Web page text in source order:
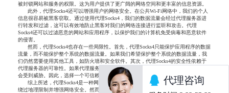
被封锁网站和服务的权限。这为用户提供了更广阔的网络空间和更丰富的信息资源。
此外，代理Socks4还可以增强用户的网络安全。在公共Wi-Fi网络中，我们的个人
信息很容易被黑客窃取。通过使用代理Socks4，我们的数据流量会经过代理服务器进
行转发和过滤，这可以有效地防止黑客对我们的网络连接进行监听和攻击。代理
Socks4还可以过滤恶意的网站和应用程序，以保护我们的计算机免受病毒和恶意软件
的侵害。
然而，代理Socks4也存在一些局限性。首先，代理Socks4只能保护应用程序的数据
流量，而不能保护整个系统的数据流量。如果我们希望保护整个系统的数据流量，我
们仍然需要使用其他工具，如防火墙和安全软件。其次，代理Socks4的安全性依赖于
代理服务器的可靠性。如果代理服务器被黑客攻击或者被滥用，我们的上网安全可能
会受到威胁。因此，选择一个可信赖的代理服务器是非常重要的。
综上所述，代理Socks4是一种网络安全的必备工具。它可以帮助我们保护隐私、
绕过地理限制并增强网络安全。然而，我们在使用代理Socks4时也需要保持警惕，选